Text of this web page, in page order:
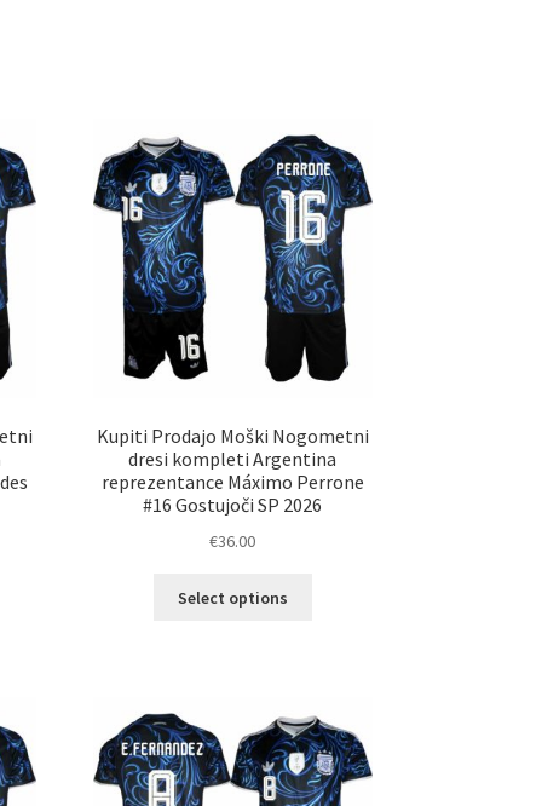
Kupiti Prodajo Moški Nogometni
dresi kompleti Argentina
reprezentance Máximo Perrone
#16 Gostujoči SP 2026
€36.00
Select options
Možnosti
lahko
izberete
na